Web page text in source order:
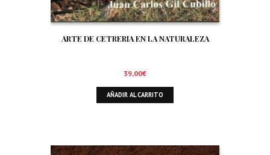
ARTE DE CETRERIA EN LA NATURALEZA
39,00€
AÑADIR AL CARRITO